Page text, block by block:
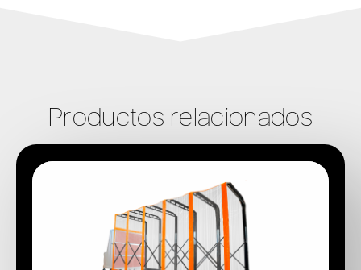
Productos relacionados